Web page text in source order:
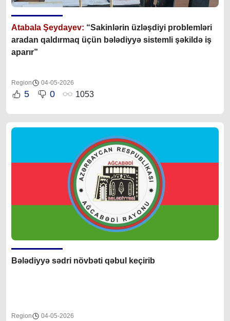
Atabala Şeydayev: “Sakinlərin üzləşdiyi problemləri
aradan qaldırmaq üçün bələdiyyə sistemli şəkildə iş
aparır”
Region 04-05-2026
5 0 1053
Bələdiyyə sədri növbəti qəbul keçirib
Region 04-05-2026